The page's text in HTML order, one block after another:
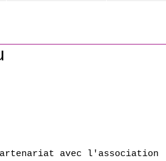
avec l'association